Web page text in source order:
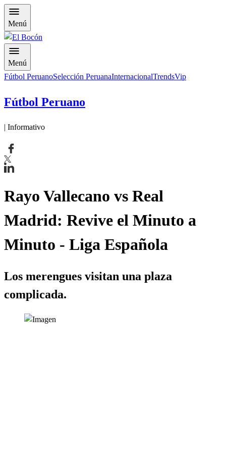
Menú
Menú
Fútbol PeruanoSelección PeruanaInternacionalTrendsVip
Fútbol Peruano
| Informativo
Rayo Vallecano vs Real
Madrid: Revive el Minuto a
Minuto - Liga Española
Los merengues visitan una plaza
complicada.